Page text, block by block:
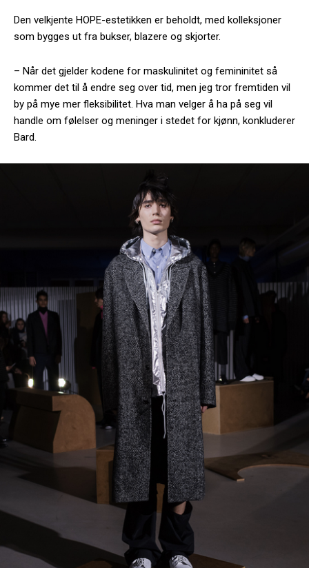
Den velkjente HOPE-estetikken er beholdt, med kolleksjoner
som bygges ut fra bukser, blazere og skjorter.
– Når det gjelder kodene for maskulinitet og femininitet så
kommer det til å endre seg over tid, men jeg tror fremtiden vil
by på mye mer fleksibilitet. Hva man velger å ha på seg vil
handle om følelser og meninger i stedet for kjønn, konkluderer
Bard.